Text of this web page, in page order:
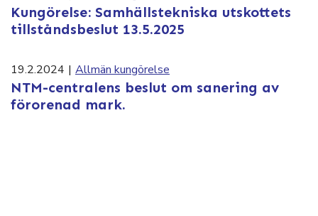
Kungörelse: Samhällstekniska utskottets
tillståndsbeslut 13.5.2025
19.2.2024 | Allmän kungörelse
NTM-centralens beslut om sanering av
förorenad mark.